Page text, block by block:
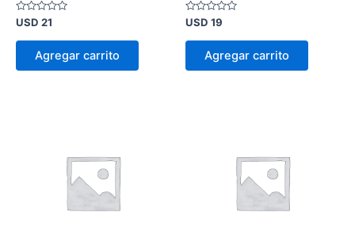
Valorado
0
USD 21
Agregar carrito
Valorado
0
USD 19
Agregar carrito